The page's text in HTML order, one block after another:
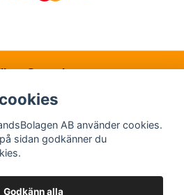
Samarbetspartners
SmålandsBolagen
AB använder cookies.
sidan godkänner du
Godkänn alla